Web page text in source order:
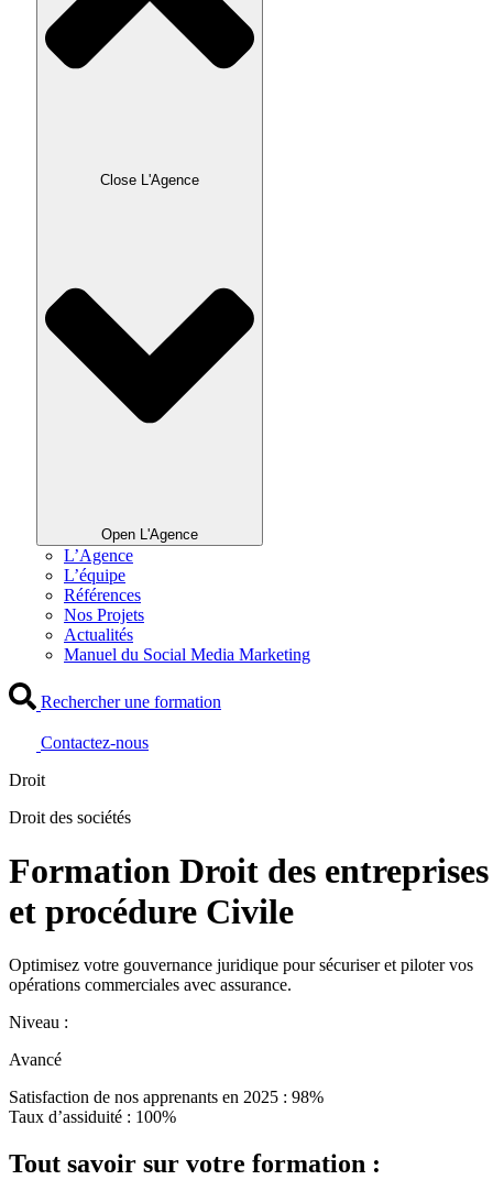
Close L'Agence
Open L'Agence
L’Agence
L’équipe
Références
Nos Projets
Actualités
Manuel du Social Media Marketing
Rechercher une formation
Contactez-nous
Droit
Droit des sociétés
Formation Droit des entreprises
et procédure Civile
Optimisez votre gouvernance juridique pour sécuriser et piloter vos
opérations commerciales avec assurance.
Niveau :
Avancé
Satisfaction de nos apprenants en 2025 : 98%
Taux d’assiduité : 100%
Tout savoir sur votre formation :